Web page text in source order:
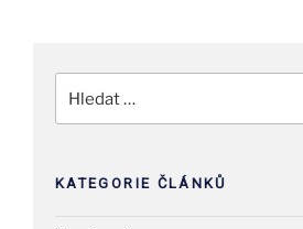
KATEGORIE ČLÁNKŮ